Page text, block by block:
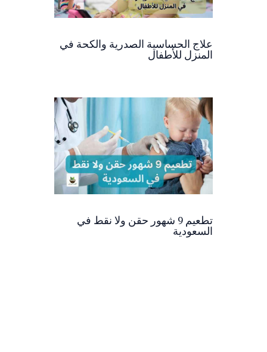
علاج الحساسية الصدرية والكحة في
المنزل للأطفال
تطعيم 9 شهور حقن ولا نقط في
السعودية